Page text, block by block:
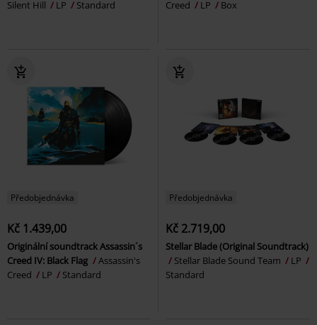
Silent Hill
LP Standard
Creed
LP Box
Předobjednávka
Kč 1.439,00
Originální soundtrack Assassin´s
Creed IV: Black Flag
Assassin's
Creed
LP Standard
Předobjednávka
Kč 2.719,00
Stellar Blade (Original Soundtrack)
Stellar Blade Sound Team
LP
Standard